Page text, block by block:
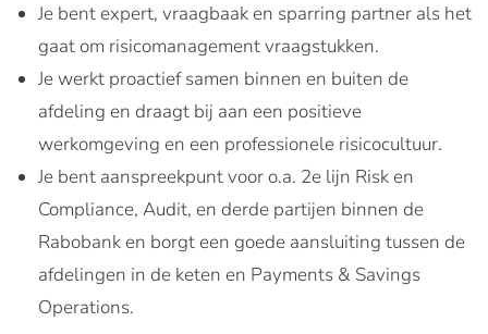
Je bent expert, vraagbaak en sparring partner als het
gaat om risicomanagement vraagstukken.
Je werkt proactief samen binnen en buiten de
afdeling en draagt bij aan een positieve
werkomgeving en een professionele risicocultuur.
Je bent aanspreekpunt voor o.a. 2e lijn Risk en
Compliance, Audit, en derde partijen binnen de
Rabobank en borgt een goede aansluiting tussen de
afdelingen in de keten en Payments & Savings
Operations.